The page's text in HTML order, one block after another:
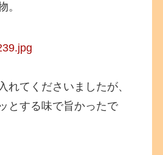
。
れてくださいましたが、
とする味で旨かったで